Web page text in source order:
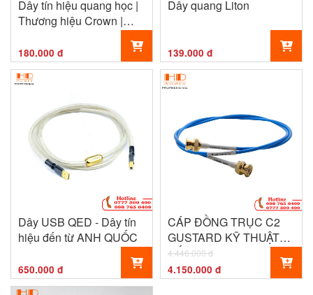
Dây tín hiệu quang học |
Thương hiệu Crown |
180.000 đ
Dây quang Liton
139.000 đ
Dây USB QED - Dây tín
hiệu đến từ ANH QUỐC
650.000 đ
CÁP ĐỒNG TRỤC C2
GUSTARD KỸ THUẬT
SỐ HIFI
4.446.000 đ
4.150.000 đ